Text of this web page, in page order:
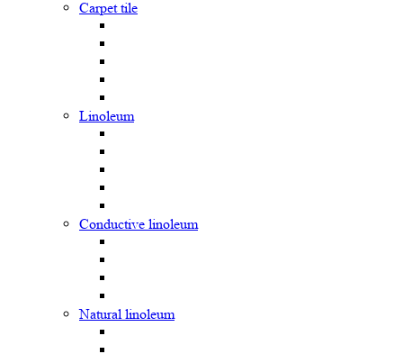
Carpet tile
Linoleum
Сonductive linoleum
Natural linoleum